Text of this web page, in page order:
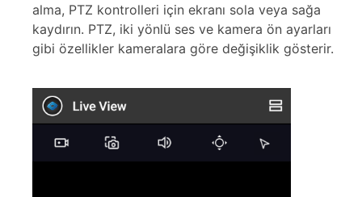
alma, PTZ kontrolleri için ekranı sola veya sağa
kaydırın. PTZ, iki yönlü ses ve kamera ön ayarları
gibi özellikler kameralara göre değişiklik gösterir.